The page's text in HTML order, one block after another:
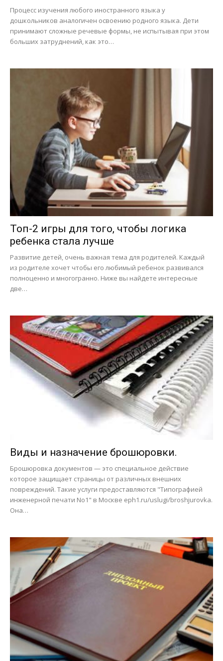
Процесс изучения любого иностранного языка у
дошкольников аналогичен освоению родного языка. Дети
принимают сложные речевые формы, не испытывая при этом
больших затруднений, как это…
Топ-2 игры для того, чтобы логика
ребенка стала лучше
Развитие детей, очень важная тема для родителей. Каждый
из родителе хочет чтобы его любимый ребенок развивался
полноценно и многогранно. Ниже вы найдете интересные
две…
Виды и назначение брошюровки.
Брошюровка документов — это специальное действие
которое защищает страницы от различных внешних
повреждений. Такие услуги предоставляются "Типографией
инженерной печати No1" в Москве eph1.ru/uslugi/broshjurovka.
Она…